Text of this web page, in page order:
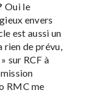
Oui le
envers
est aussi un
rien de prévu,
» sur RCF à
RMC me